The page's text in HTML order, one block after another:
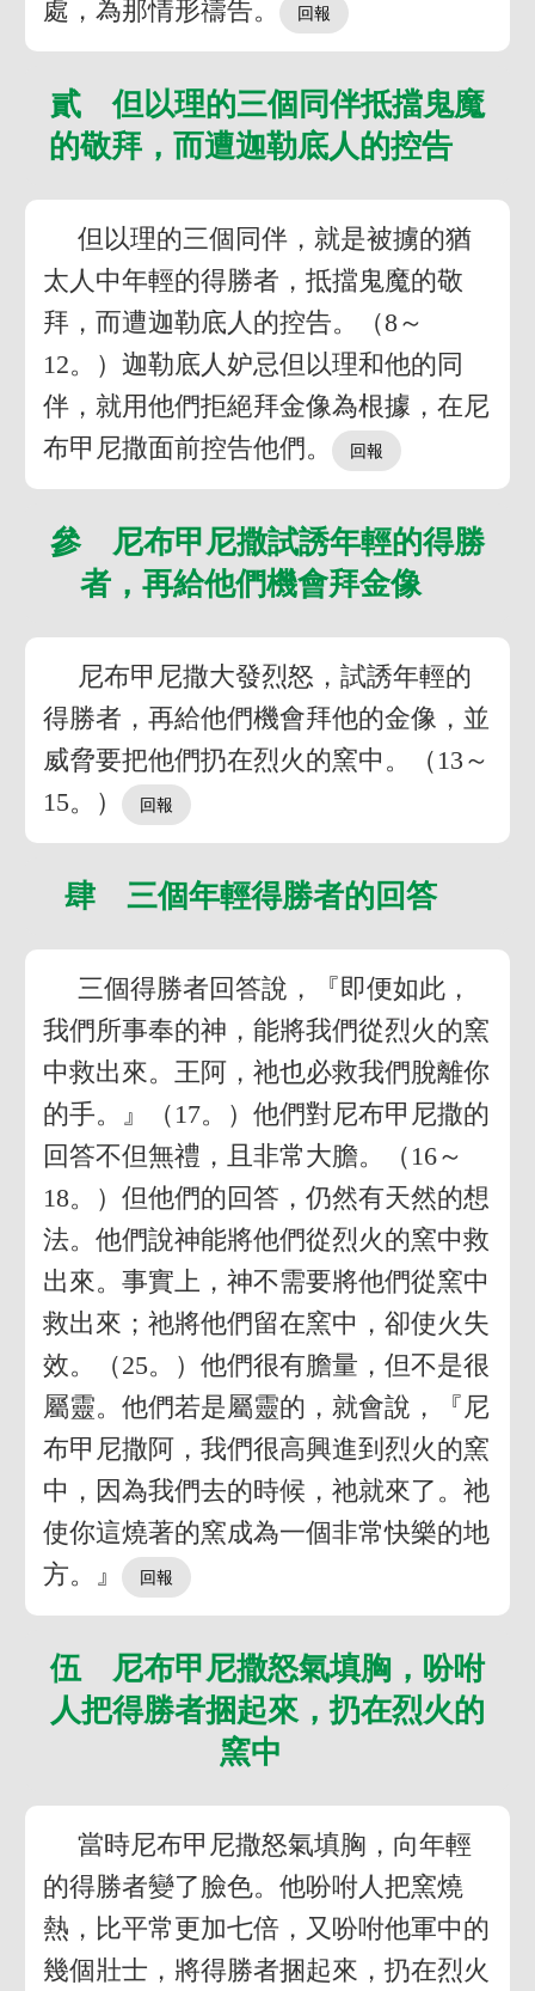
處，為那情形禱告。
貳 但以理的三個同伴抵擋鬼魔
的敬拜，而遭迦勒底人的控告
但以理的三個同伴，就是被擄的猶
太人中年輕的得勝者，抵擋鬼魔的敬
拜，而遭迦勒底人的控告。（8～
12。）迦勒底人妒忌但以理和他的同
伴，就用他們拒絕拜金像為根據，在尼
布甲尼撒面前控告他們。
參 尼布甲尼撒試誘年輕的得勝
者，再給他們機會拜金像
尼布甲尼撒大發烈怒，試誘年輕的
得勝者，再給他們機會拜他的金像，並
威脅要把他們扔在烈火的窯中。（13～
15。）
肆 三個年輕得勝者的回答
三個得勝者回答說，『即便如此，
我們所事奉的神，能將我們從烈火的窯
中救出來。王阿，祂也必救我們脫離你
的手。』（17。）他們對尼布甲尼撒的
回答不但無禮，且非常大膽。（16～
18。）但他們的回答，仍然有天然的想
法。他們說神能將他們從烈火的窯中救
出來。事實上，神不需要將他們從窯中
救出來；祂將他們留在窯中，卻使火失
效。（25。）他們很有膽量，但不是很
屬靈。他們若是屬靈的，就會說，『尼
布甲尼撒阿，我們很高興進到烈火的窯
中，因為我們去的時候，祂就來了。祂
使你這燒著的窯成為一個非常快樂的地
方。』
伍 尼布甲尼撒怒氣填胸，吩咐
人把得勝者捆起來，扔在烈火的
窯中
當時尼布甲尼撒怒氣填胸，向年輕
的得勝者變了臉色。他吩咐人把窯燒
熱，比平常更加七倍，又吩咐他軍中的
幾個壯士，將得勝者捆起來，扔在烈火